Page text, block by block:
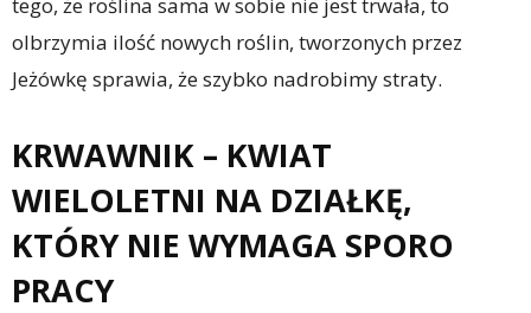
olbrzymia ilość nowych roślin, tworzonych przez
Jeżówkę sprawia, że szybko nadrobimy straty.
KRWAWNIK – KWIAT
WIELOLETNI NA DZIAŁKĘ,
KTÓRY NIE WYMAGA SPORO
PRACY